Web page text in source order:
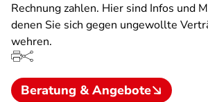
Rechnung zahlen. Hier sind Infos und
denen Sie sich gegen ungewollte
wehren.
Beratung & Angebote